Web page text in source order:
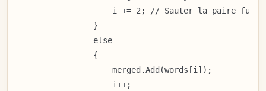
i += 2; // Sauter la paire
                }
                else
                {
                    merged.Add(words[i]);
                    i++;